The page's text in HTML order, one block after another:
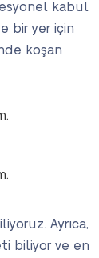
kabul
bir yer için
koşan
Ayrıca,
biliyor ve en